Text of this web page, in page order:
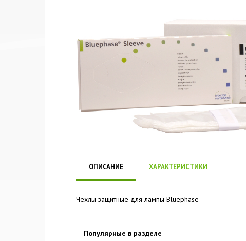
ОПИСАНИЕ ХАРАКТЕРИСТИКИ
Чехлы защитные для лампы Bluephase
Популярные в разделе